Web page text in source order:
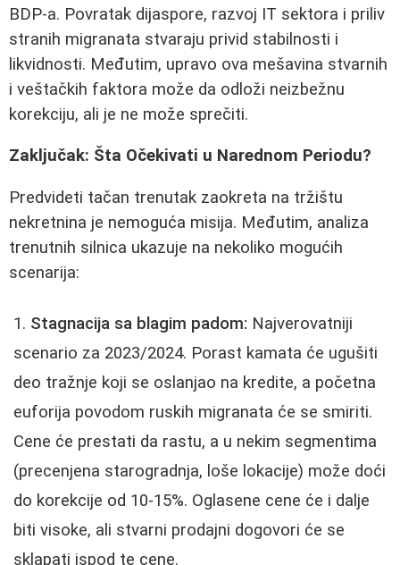
BDP-a. Povratak dijaspore, razvoj IT sektora i priliv
stranih migranata stvaraju privid stabilnosti i
likvidnosti. Međutim, upravo ova mešavina stvarnih
i veštačkih faktora može da odloži neizbežnu
korekciju, ali je ne može sprečiti.
Zaključak: Šta Očekivati u Narednom Periodu?
Predvideti tačan trenutak zaokreta na tržištu
nekretnina je nemoguća misija. Međutim, analiza
trenutnih silnica ukazuje na nekoliko mogućih
scenarija:
Stagnacija sa blagim padom: Najverovatniji
scenario za 2023/2024. Porast kamata će ugušiti
deo tražnje koji se oslanjao na kredite, a početna
euforija povodom ruskih migranata će se smiriti.
Cene će prestati da rastu, a u nekim segmentima
(precenjena starogradnja, loše lokacije) može doći
do korekcije od 10-15%. Oglasene cene će i dalje
biti visoke, ali stvarni prodajni dogovori će se
sklapati ispod te cene.